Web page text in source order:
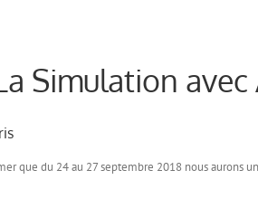
Simulation
que du 24 au 27 septembre 2018 nous